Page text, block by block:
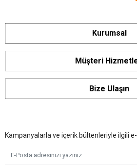
Kurumsal
Müşteri
Bize Ulaşın
Kampanyalarla ve içerik bültenleriyle ilgili